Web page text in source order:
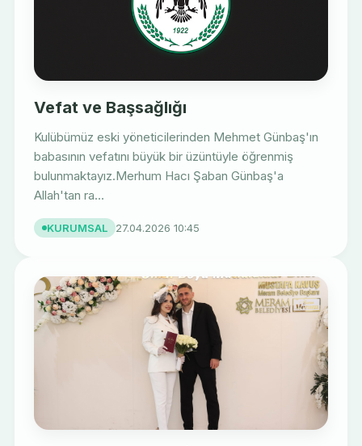
Vefat ve Başsağlığı
Kulübümüz eski yöneticilerinden Mehmet Günbaş'ın
babasının vefatını büyük bir üzüntüyle öğrenmiş
bulunmaktayız.Merhum Hacı Şaban Günbaş'a
Allah'tan ra...
KURUMSAL 27.04.2026 10:45